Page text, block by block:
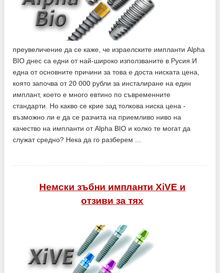
преувеличение да се каже, че израелските импланти Alpha
BIO днес са едни от най-широко използваните в Русия.И
една от основните причини за това е доста ниската цена,
която започва от 20 000 рубли за инсталиране на един
имплант, което е много евтино по съвременните
стандарти. Но какво се крие зад толкова ниска цена -
възможно ли е да се разчита на приемливо ниво на
качество на импланти от Alpha BIO и колко те могат да
служат средно? Нека да го разберем ...
Немски зъбни импланти XiVE и
отзиви за тях